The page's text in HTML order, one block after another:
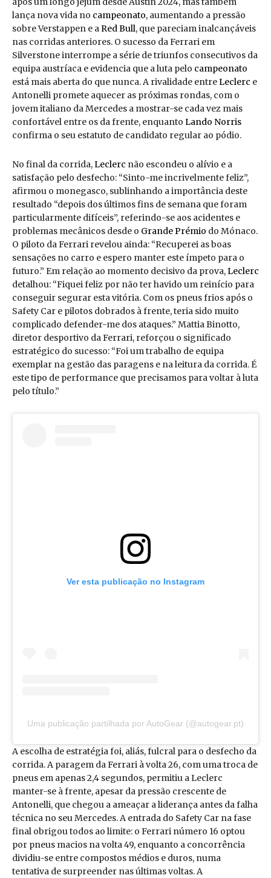
lança nova vida no campeonato, aumentando a pressão
sobre Verstappen e aRed Bull, que pareciam inalcançáveis
nas corridas anteriores. O sucesso da Ferrari em
Silverstone interrompe a série de triunfos consecutivos da
equipa austríaca e evidencia que a luta pelo campeonato
está mais aberta do que nunca. A rivalidade entreLeclerc e
Antonelli promete aquecer as próximas rondas, com o
jovem italiano da Mercedes a mostrar-se cada vez mais
confortável entre os da frente, enquanto Lando Norris
confirma o seu estatuto de candidato regular ao pódio.
No final da corrida,Leclerc não escondeu o alívio e a
satisfação pelo desfecho: “Sinto-me incrivelmente feliz”,
afirmou o monegasco, sublinhando a importância deste
resultado “depois dos últimos fins de semana que foram
particularmente difíceis”, referindo-se aos acidentes e
problemas mecânicos desde o Grande Prémio do Mónaco.
O piloto da Ferrari revelou ainda: “Recuperei as boas
sensações no carro e espero manter este ímpeto para o
futuro.” Em relação ao momento decisivo da prova,Leclerc
detalhou: “Fiquei feliz por não ter havido um reinício para
conseguir segurar esta vitória. Com os pneus frios após o
Safety Car e pilotos dobrados à frente, teria sido muito
complicado defender-me dos ataques.” Mattia Binotto,
diretor desportivo da Ferrari, reforçou o significado
estratégico do sucesso: “Foi um trabalho de equipa
exemplar na gestão das paragens e na leitura da corrida. É
este tipo de performance que precisamos para voltar à luta
pelo título.”
Ver esta publicação no Instagram
Uma publicação partilhada por AutoGear (@autogear.pt)
A escolha de estratégia foi, aliás, fulcral para o desfecho da
corrida. A paragem da Ferrari à volta 26, com uma troca de
pneus em apenas 2,4 segundos, permitiu a Leclerc
manter-se à frente, apesar da pressão crescente de
Antonelli, que chegou a ameaçar a liderança antes da falha
técnica no seu Mercedes. A entrada do Safety Car na fase
final obrigou todos ao limite: o Ferrari número 16 optou
por pneus macios na volta 49, enquanto a concorrência
dividiu-se entre compostos médios e duros, numa
tentativa de surpreender nas últimas voltas. A